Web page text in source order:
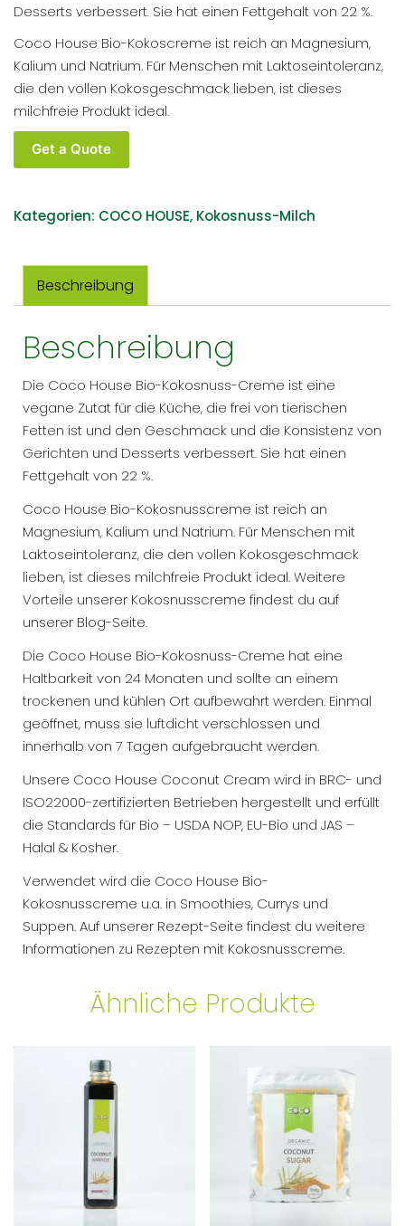
Desserts verbessert. Sie hat einen Fettgehalt von 22 %.
Coco House Bio-Kokoscreme ist reich an Magnesium,
Kalium und Natrium. Für Menschen mit Laktoseintoleranz,
die den vollen Kokosgeschmack lieben, ist dieses
milchfreie Produkt ideal.
Coco
House
Kokosnuss-
Creme
Dose
Menge
Get a Quote
Kategorien: COCO HOUSE, Kokosnuss-Milch
Beschreibung
Beschreibung
Die Coco House Bio-Kokosnuss-Creme ist eine
vegane Zutat für die Küche, die frei von tierischen
Fetten ist und den Geschmack und die Konsistenz von
Gerichten und Desserts verbessert. Sie hat einen
Fettgehalt von 22 %.
Coco House Bio-Kokosnusscreme ist reich an
Magnesium, Kalium und Natrium. Für Menschen mit
Laktoseintoleranz, die den vollen Kokosgeschmack
lieben, ist dieses milchfreie Produkt ideal. Weitere
Vorteile unserer Kokosnusscreme findest du auf
unserer Blog-Seite.
Die Coco House Bio-Kokosnuss-Creme hat eine
Haltbarkeit von 24 Monaten und sollte an einem
trockenen und kühlen Ort aufbewahrt werden. Einmal
geöffnet, muss sie luftdicht verschlossen und
innerhalb von 7 Tagen aufgebraucht werden.
Unsere Coco House Coconut Cream wird in BRC- und
ISO22000-zertifizierten Betrieben hergestellt und erfüllt
die Standards für Bio – USDA NOP, EU-Bio und JAS –
Halal & Kosher.
Verwendet wird die Coco House Bio-
Kokosnusscreme u.a. in Smoothies, Currys und
Suppen. Auf unserer Rezept-Seite findest du weitere
Informationen zu Rezepten mit Kokosnusscreme.
Ähnliche Produkte